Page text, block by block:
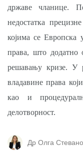
државе чланице.
недостатка
којима се Европска
права, што додатно
решавању кризe. У
владавине права
као и
делотворност.
Др Олга